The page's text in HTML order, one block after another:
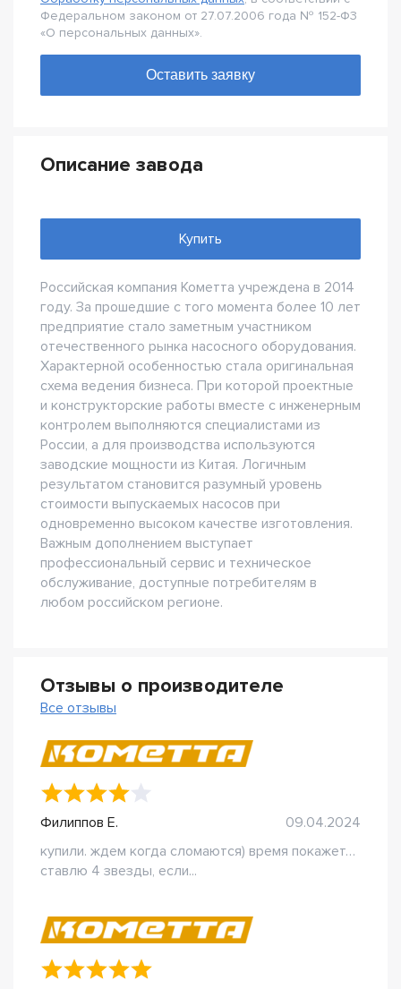
Федеральном законом от 27.07.2006 года № 152-Ф3
«О персональных данных».
Описание завода
Купить
Российская компания Кометта учреждена в 2014
году. За прошедшие с того момента более 10 лет
предприятие стало заметным участником
отечественного рынка насосного оборудования.
Характерной особенностью стала оригинальная
схема ведения бизнеса. При которой проектные
и конструкторские работы вместе с инженерным
контролем выполняются специалистами из
России, а для производства используются
заводские мощности из Китая. Логичным
результатом становится разумный уровень
стоимости выпускаемых насосов при
одновременно высоком качестве изготовления.
Важным дополнением выступает
профессиональный сервис и техническое
обслуживание, доступные потребителям в
любом российском регионе.
Отзывы о производителе
Все отзывы
Филиппов Е.
09.04.2024
купили. ждем когда сломаются) время покажет…
ставлю 4 звезды, если...